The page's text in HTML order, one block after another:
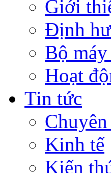
Giới
Định
Bộ
Hoạt
Tin tức
Kinh tế
Kiến